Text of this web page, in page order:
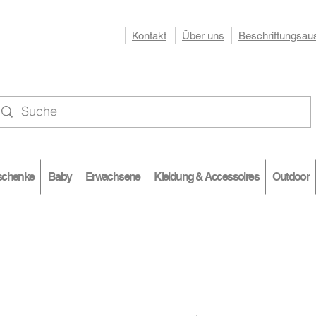
Kontakt Über uns
Baby Erwachsene Kleidung & Accessoires Outdoor